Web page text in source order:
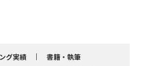
グ実績
書籍・執筆